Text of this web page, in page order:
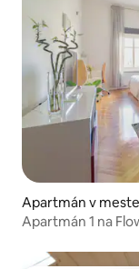
Apartmán v
Apartmán 1 na